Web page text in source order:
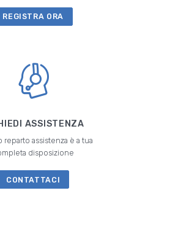
REGISTRA ORA
ASSISTENZA
reparto assistenza è a tua
disposizione
CONTATTACI